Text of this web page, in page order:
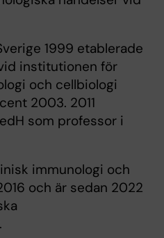
1999 etablerade
institutionen för
och cellbiologi
2003. 2011
som professor i
immunologi och
och är sedan 2022